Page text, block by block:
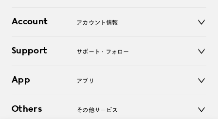
コンタクトレンズ
アクセサリー
オンラインショップ
Account アカウント情報
ログアウト
Support サポート・フォロー
よくあるご質問
お問い合わせ
App アプリ
Others その他サービス